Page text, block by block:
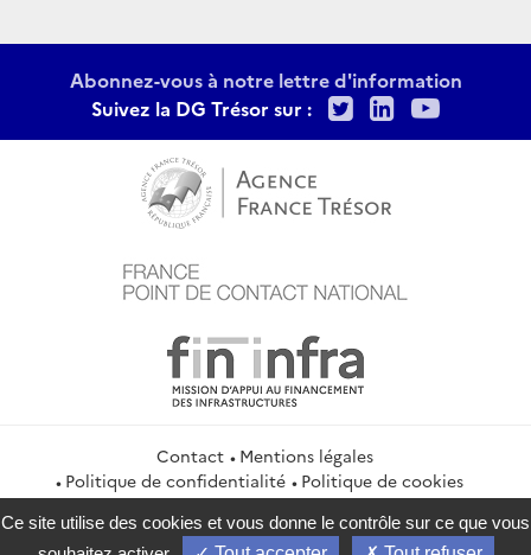
Abonnez-vous à notre lettre d'information
Suivez la DG Trésor sur :
TwitterLinkedIn
Contact
Mentions légales
Politique de confidentialité
Politique de cookies
Gestion des cookies
Flux RSS
service-public.gouv.fr
legifrance.gouv.fr info.gouv.fr
Ce site utilise des cookies et vous donne le contrôle sur ce que vous